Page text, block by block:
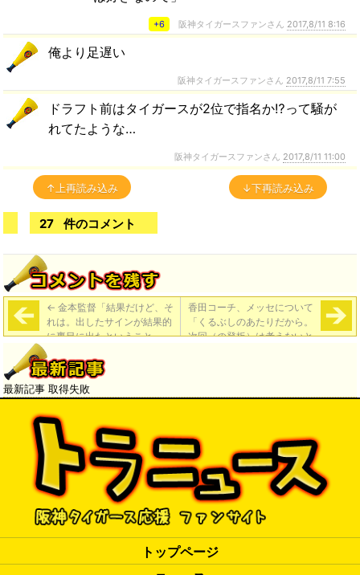
+6 阪神タイガースファンさん 2017,8/11 8:16
俺より足遅い
阪神タイガースファンさん 2017,8/11 7:55
ドラフト前はタイガースが2位で指名か⁉︎って騒が
れてたような…
阪神タイガースファンさん 2017,8/11 11:00
↑上再読み込み ↓下再読み込み
27 件のコメント
← 金本監督「結果だけど、そ
れは。出したサインが結果的
に裏目に出たということ」
香田コーチ、メッセについて
「くるぶしのあたりだから。
次回（の登板）は考えないと
最新記事 取得失敗
トップページ